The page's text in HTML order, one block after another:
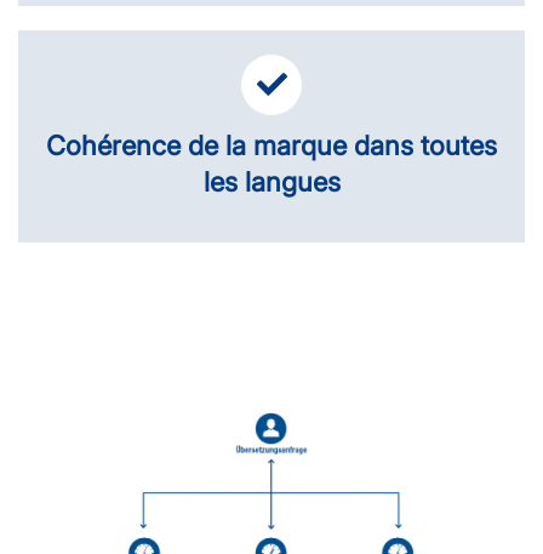
Cohérence de la marque dans toutes
les langues